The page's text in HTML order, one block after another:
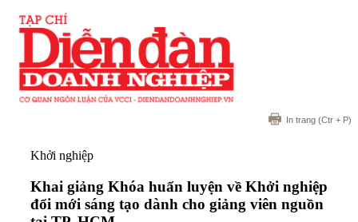
In trang (Ctr + P)
Khởi nghiệp
Khai giảng Khóa huấn luyện về Khởi nghiệp
đổi mới sáng tạo dành cho giảng viên nguồn